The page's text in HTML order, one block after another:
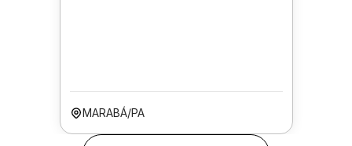
MARABÁ/PA